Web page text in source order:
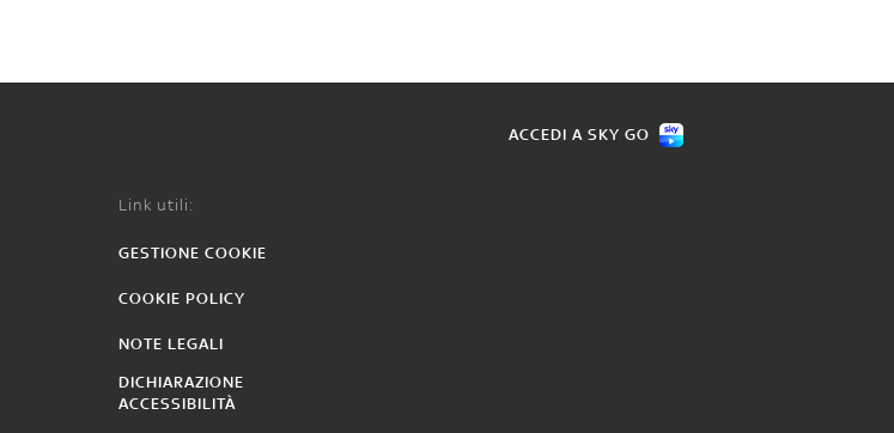
ACCEDI A SKY GO
Link utili:
GESTIONE COOKIE
COOKIE POLICY
NOTE LEGALI
DICHIARAZIONE
ACCESSIBILITÀ